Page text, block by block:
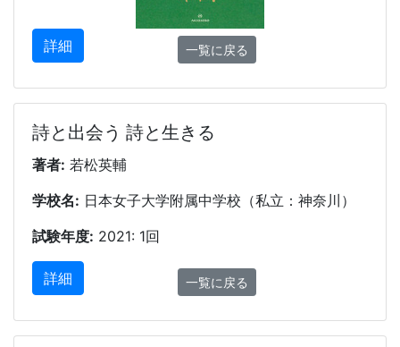
詳細 一覧に戻る
詩と出会う 詩と生きる
著者: 若松英輔
学校名: 日本女子大学附属中学校（私立：神奈川）
試験年度: 2021: 1回
詳細 一覧に戻る